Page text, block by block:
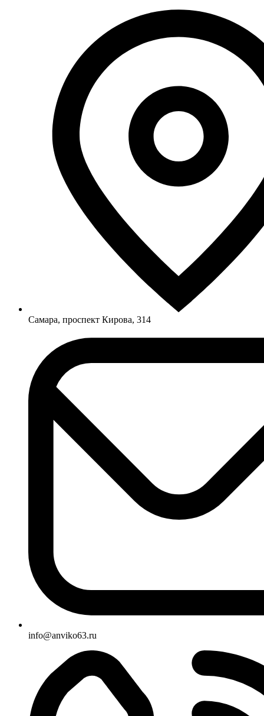
Самара, проспект Кирова, 314
info@anviko63.ru